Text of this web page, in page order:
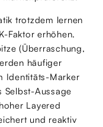
trotzdem lernen
Faktor erhöhen.
(Überraschung,
häufiger
Identitäts-Marker
Selbst-Aussage
Layered
und reaktiv